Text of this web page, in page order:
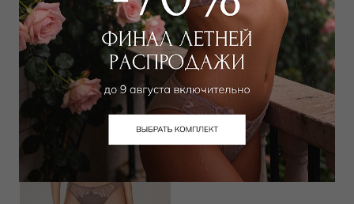
Выбрать размер Выбрать размер